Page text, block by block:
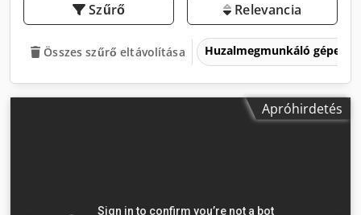
Szűrő Relevancia
Összes szűrő eltávolítása Huzalmegmunkáló gépek
Apróhirdetés